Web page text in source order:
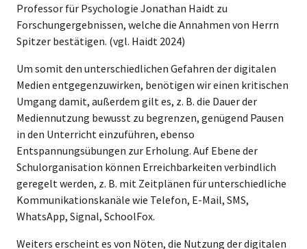
Professor für Psychologie Jonathan Haidt zu
Forschungergebnissen, welche die Annahmen von Herrn
Spitzer bestätigen. (vgl. Haidt 2024)
Um somit den unterschiedlichen Gefahren der digitalen
Medien entgegenzuwirken, benötigen wir einen kritischen
Umgang damit, außerdem gilt es, z. B. die Dauer der
Mediennutzung bewusst zu begrenzen, genügend Pausen
in den Unterricht einzuführen, ebenso
Entspannungsübungen zur Erholung. Auf Ebene der
Schulorganisation können Erreichbarkeiten verbindlich
geregelt werden, z. B. mit Zeitplänen für unterschiedliche
Kommunikationskanäle wie Telefon, E-Mail, SMS,
WhatsApp, Signal, SchoolFox.
Weiters erscheint es von Nöten, die Nutzung der digitalen